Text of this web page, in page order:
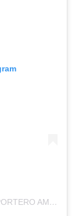
UNA PUBLICACIÓN COMPARTIDA DE REPORTERO AMBULANTE (@REPORTEROAMBULANTE)